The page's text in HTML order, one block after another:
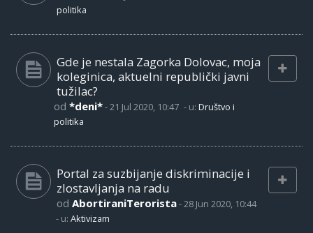
politika
Gde je nestala Zagorka Dolovac, moja
koleginica, aktuelni republički javni
tužilac?
od *deni*-21 Jul 2020, 10:47 - u: Društvo i
politika
Portal za suzbijanje diskriminacije i
zlostavljanja na radu
od AbortiraniTerorista-28 Jun 2020, 10:44
- u: Aktivizam